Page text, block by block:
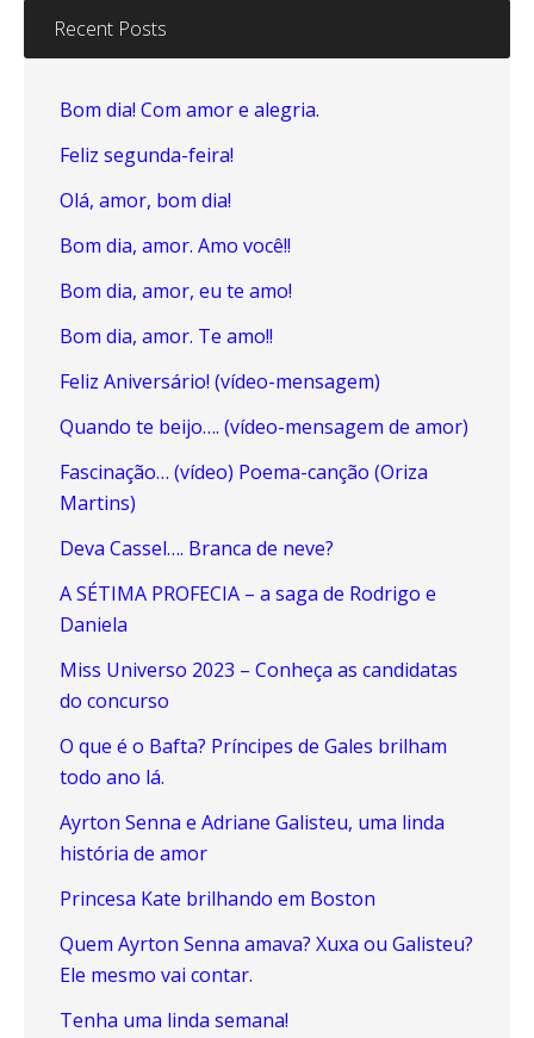
Recent Posts
Bom dia! Com amor e alegria.
Feliz segunda-feira!
Olá, amor, bom dia!
Bom dia, amor. Amo você!!
Bom dia, amor, eu te amo!
Bom dia, amor. Te amo!!
Feliz Aniversário! (vídeo-mensagem)
Quando te beijo…. (vídeo-mensagem de amor)
Fascinação… (vídeo) Poema-canção (Oriza
Martins)
Deva Cassel…. Branca de neve?
A SÉTIMA PROFECIA – a saga de Rodrigo e
Daniela
Miss Universo 2023 – Conheça as candidatas
do concurso
O que é o Bafta? Príncipes de Gales brilham
todo ano lá.
Ayrton Senna e Adriane Galisteu, uma linda
história de amor
Princesa Kate brilhando em Boston
Quem Ayrton Senna amava? Xuxa ou Galisteu?
Ele mesmo vai contar.
Tenha uma linda semana!